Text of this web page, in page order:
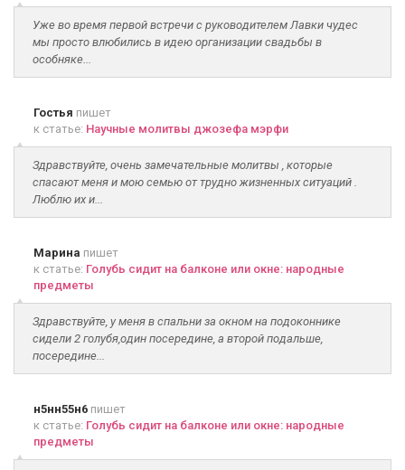
Уже во время первой встречи с руководителем Лавки чудес
мы просто влюбились в идею организации свадьбы в
особняке...
Гостья пишет
к статье: Научные молитвы джозефа мэрфи
Здравствуйте, очень замечательные молитвы , которые
спасают меня и мою семью от трудно жизненных ситуаций .
Люблю их и...
Марина пишет
к статье: Голубь сидит на балконе или окне: народные
предметы
Здравствуйте, у меня в спальни за окном на подоконнике
сидели 2 голубя,один посередине, а второй подальше,
посередине...
н5нн55н6 пишет
к статье: Голубь сидит на балконе или окне: народные
предметы